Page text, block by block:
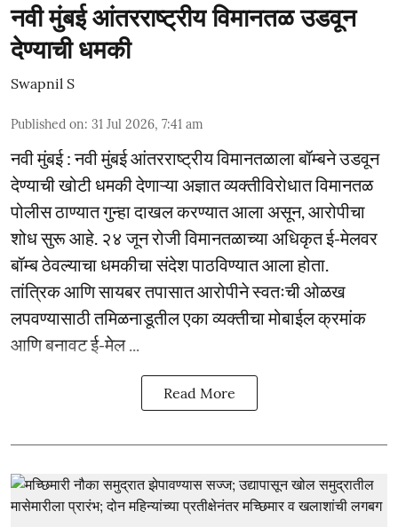
नवी मुंबई आंतरराष्ट्रीय विमानतळ उडवून
देण्याची धमकी
Swapnil S
Published on: 31 Jul 2026, 7:41 am
नवी मुंबई : नवी मुंबई आंतरराष्ट्रीय विमानतळाला बॉम्बने उडवून
देण्याची खोटी धमकी देणाऱ्या अज्ञात व्यक्तीविरोधात विमानतळ
पोलीस ठाण्यात गुन्हा दाखल करण्यात आला असून, आरोपीचा
शोध सुरू आहे. २४ जून रोजी विमानतळाच्या अधिकृत ई-मेलवर
बॉम्ब ठेवल्याचा धमकीचा संदेश पाठविण्यात आला होता.
तांत्रिक आणि सायबर तपासात आरोपीने स्वतःची ओळख
लपवण्यासाठी तमिळनाडूतील एका व्यक्तीचा मोबाईल क्रमांक
आणि बनावट ई-मेल ...
Read More